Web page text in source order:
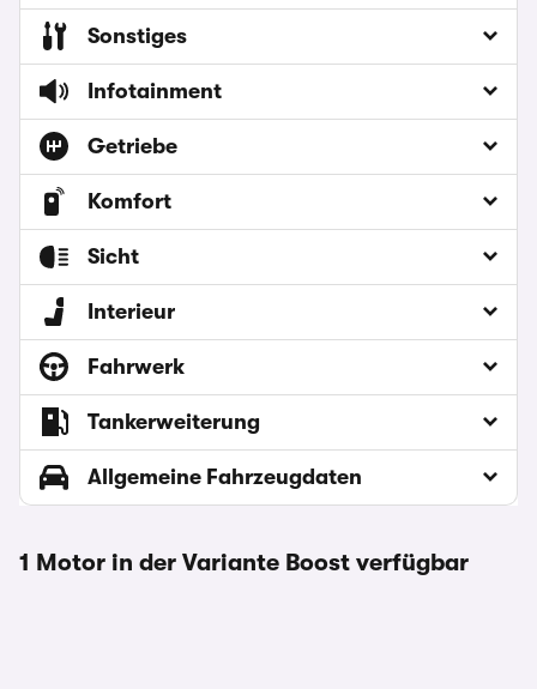
Sonstiges
Infotainment
Getriebe
Komfort
Sicht
Interieur
Fahrwerk
Tankerweiterung
Allgemeine Fahrzeugdaten
1 Motor in der Variante Boost verfügbar